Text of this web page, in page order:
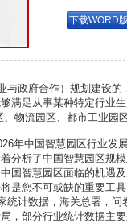
下载WORD
与政府合作）规划建设
满足从事某种特定行业
物流园区、都市工业园
年中国智慧园区行业发
分析了中国智慧园区规
国智慧园区面临的机遇
是您不可或缺的重要工具
统计数据，海关总署，
，部分行业统计数据主